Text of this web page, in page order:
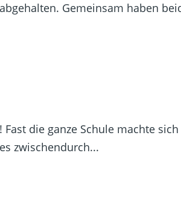
Gemeinsam haben
die ganze Schule machte
zwischendurch...